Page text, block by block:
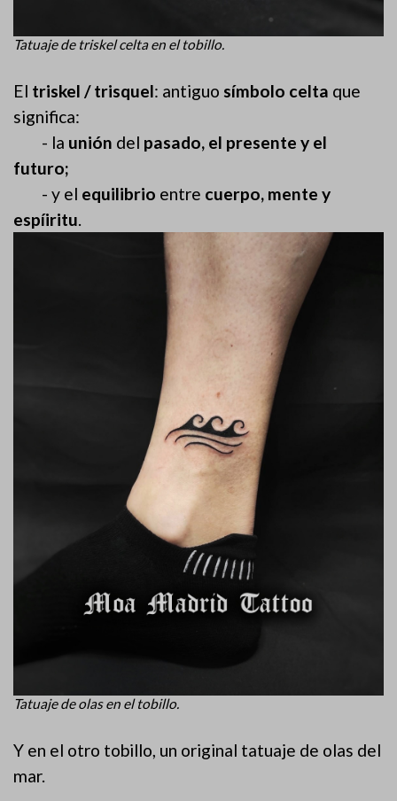
Tatuaje de triskel celta en el tobillo.
El triskel / trisquel: antiguo símbolo celta que
significa:
- la unión del pasado, el presente y el
futuro;
- y el equilibrio entre cuerpo, mente y
espíiritu.
Tatuaje de olas en el tobillo.
Y en el otro tobillo, un original tatuaje de olas del
mar.